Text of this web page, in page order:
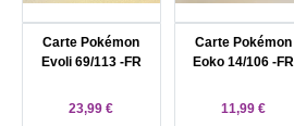
Carte Pokémon
Evoli 69/113 -FR
23,99 €
Carte Pokémon
Eoko 14/106 -FR
11,99 €